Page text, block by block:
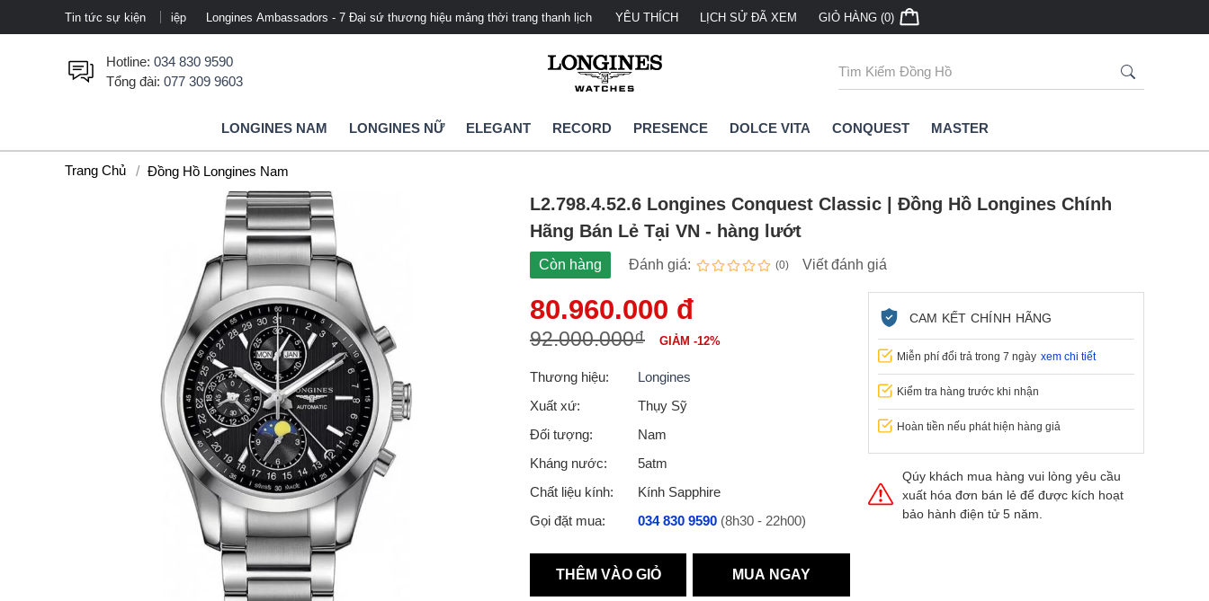
Tin tức sự kiện
thể thao chuyên nghiệp Longines Ambassadors - 7 Đại sứ thương hiệu mảng thời trang thanh lịch Longines Watches Việt Nam - Đại lý phân phối đồng hồ Longines chính hãng
Dẫn Cụ Thể
YÊU THÍCH LỊCH SỬ ĐÃ XEM GIỎ HÀNG (0)
Hotline: 034 830 9590
Tổng đài: 077 309 9603
LONGINES NAM LONGINES NỮ ELEGANT RECORD PRESENCE DOLCE VITA CONQUEST MASTER
Trang Chủ Đồng Hồ Longines Nam
L2.798.4.52.6 Longines Conquest Classic | Đồng Hồ Longines Chính
Hãng Bán Lẻ Tại VN - hàng lướt
Còn hàng Đánh giá: (0) Viết đánh giá
80.960.000 đ
92.000.000₫ GIẢM -12%
Thương hiệu:
Longines
Xuất xứ:
Thụy Sỹ
Đối tượng:
Nam
Kháng nước:
5atm
Chất liệu kính:
Kính Sapphire
Gọi đặt mua:
034 830 9590 (8h30 - 22h00)
THÊM VÀO GIỎ MUA NGAY
CAM KẾT CHÍNH HÃNG
Miễn phí đổi trả trong 7 ngày xem chi tiết
Kiểm tra hàng trước khi nhận
Hoàn tiền nếu phát hiện hàng giả
Qúy khách mua hàng vui lòng yêu cầu
xuất hóa đơn bán lẻ để được kích hoạt
bảo hành điện tử 5 năm.